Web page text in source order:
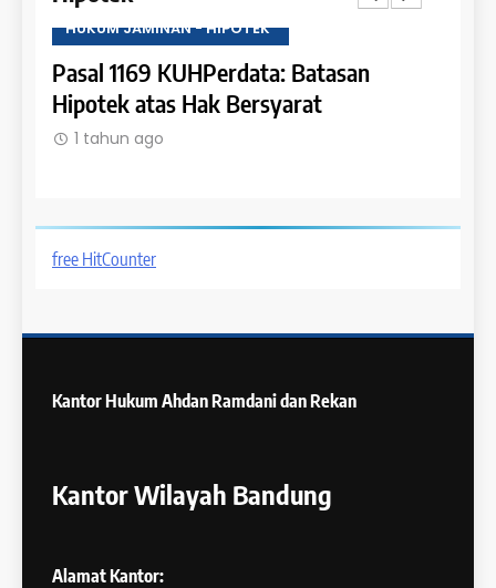
HUKUM JAMINAN - HIPOTEK
Pasal 1169 KUHPerdata: Batasan
Hipotek atas Hak Bersyarat
1 tahun ago
free HitCounter
Kantor Hukum Ahdan Ramdani dan Rekan
Kantor Wilayah Bandung
Alamat Kantor: